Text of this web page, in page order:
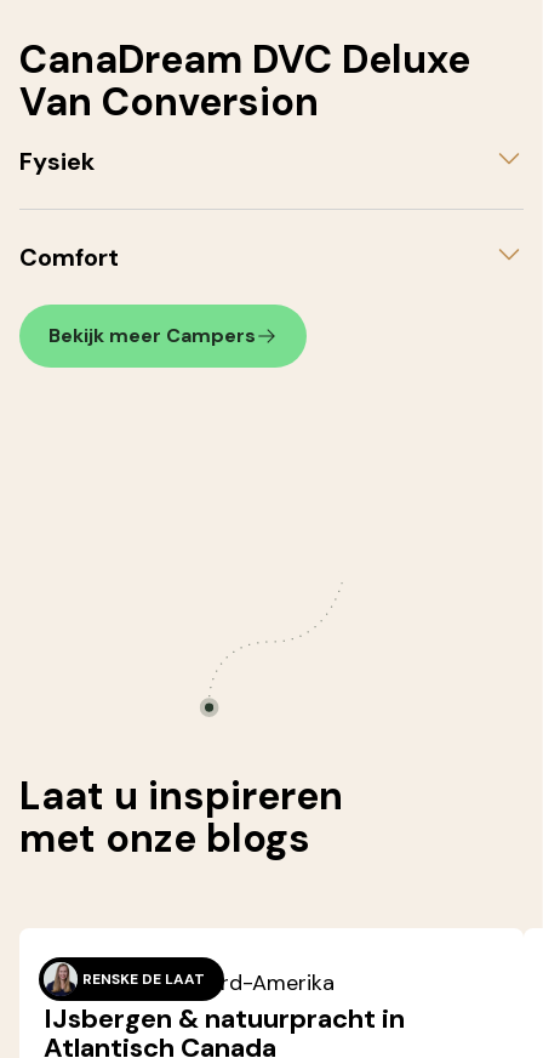
CanaDream DVC Deluxe
Van Conversion
Fysiek
Comfort
Bekijk meer Campers
Laat u inspireren
met onze blogs
RENSKE DE LAAT
22-10-2025· Noord-Amerika
IJsbergen & natuurpracht in
Atlantisch Canada